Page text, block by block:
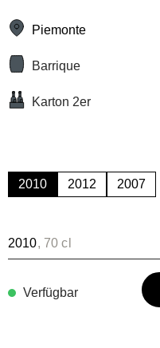
Piemonte
Barrique
Karton 2er
2010 2012 2007
2010, 70 cl
Verfügbar